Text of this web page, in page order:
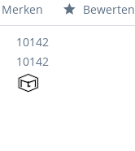
Merken Bewerten
10142
10142